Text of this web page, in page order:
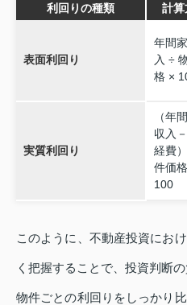
利回りの種類 計算
表面利回り
年間
入 ÷
格 ×
実質利回り
（年
収入
経費
件価
100
このように、不動産投資にお
く把握することで、投資判断
物件ごとの利回りをしっかり